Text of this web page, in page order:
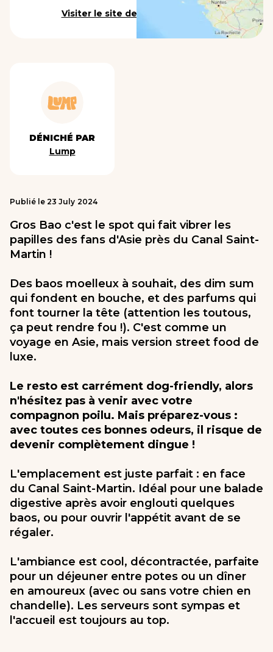
Visiter le site de l'établissement
DÉNICHÉ PAR
Lump
Publié le 23 July 2024
Gros Bao c'est le spot qui fait vibrer les
papilles des fans d'Asie près du Canal Saint-
Martin !
Des baos moelleux à souhait, des dim sum
qui fondent en bouche, et des parfums qui
font tourner la tête (attention les toutous,
ça peut rendre fou !). C'est comme un
voyage en Asie, mais version street food de
luxe.
Le resto est carrément dog-friendly, alors
n'hésitez pas à venir avec votre
compagnon poilu. Mais préparez-vous :
avec toutes ces bonnes odeurs, il risque de
devenir complètement dingue !
L'emplacement est juste parfait : en face
du Canal Saint-Martin. Idéal pour une balade
digestive après avoir englouti quelques
baos, ou pour ouvrir l'appétit avant de se
régaler.
L'ambiance est cool, décontractée, parfaite
pour un déjeuner entre potes ou un dîner
en amoureux (avec ou sans votre chien en
chandelle). Les serveurs sont sympas et
l'accueil est toujours au top.